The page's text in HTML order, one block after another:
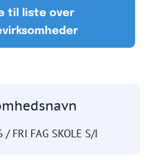
til liste over
/ FRI FAG SKOLE S/I